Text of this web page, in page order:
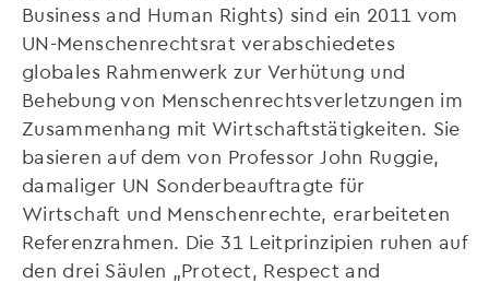
Business and Human Rights) sind ein 2011 vom
UN-Menschenrechtsrat verabschiedetes
globales Rahmenwerk zur Verhütung und
Behebung von Menschenrechtsverletzungen im
Zusammenhang mit Wirtschaftstätigkeiten. Sie
basieren auf dem von Professor John Ruggie,
damaliger UN Sonderbeauftragte für
Wirtschaft und Menschenrechte, erarbeiteten
Referenzrahmen. Die 31 Leitprinzipien ruhen auf
den drei Säulen „Protect, Respect and